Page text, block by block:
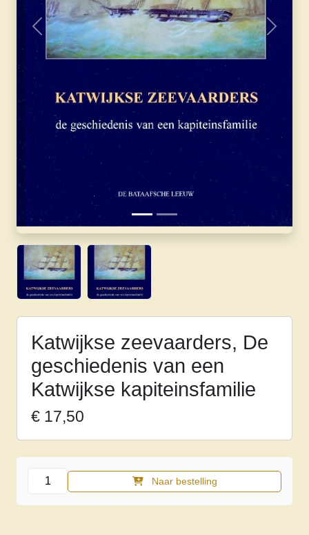
Vorige
Katwijkse zeevaarders, De
geschiedenis van een
Katwijkse kapiteinsfamilie
€ 17,50
Katwijkse
zeevaarders,
De
Naar bestelling